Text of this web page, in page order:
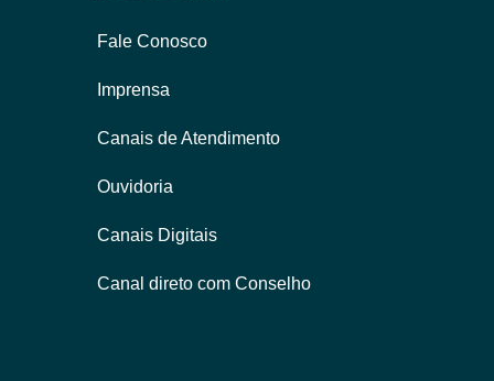
Fale Conosco
Imprensa
Canais de Atendimento
Ouvidoria
Canais Digitais
Canal direto com Conselho